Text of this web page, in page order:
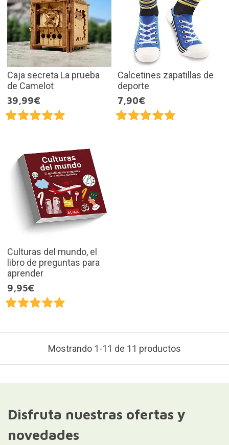
Caja secreta La prueba
de Camelot
39,99€
Calcetines zapatillas de
deporte
7,90€
Culturas del mundo, el
libro de preguntas para
aprender
9,95€
Mostrando 1-11 de 11 productos
Disfruta nuestras ofertas y
novedades